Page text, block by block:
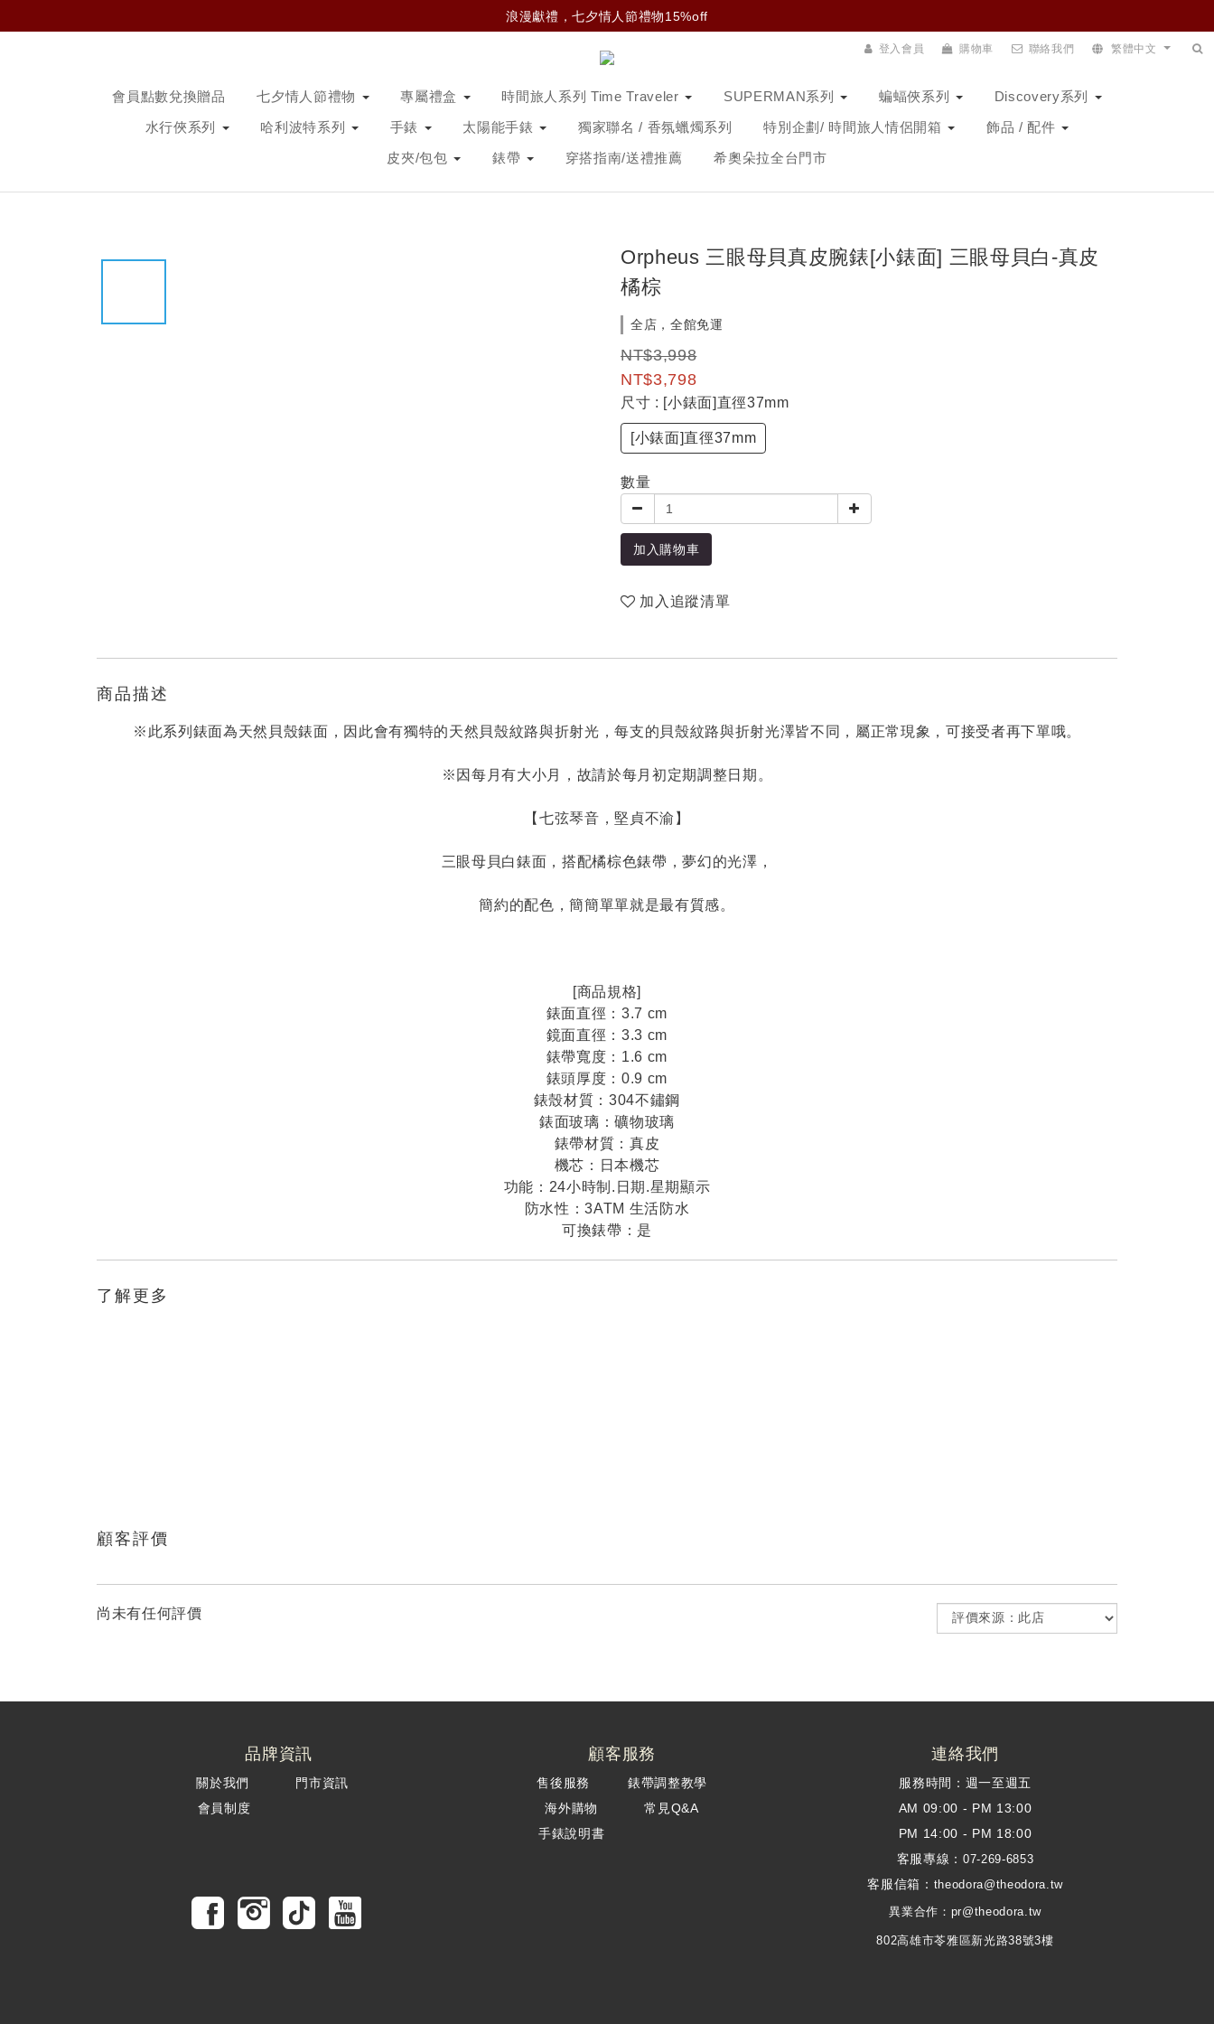
登入會員 購物車 聯絡我們 繁體中文
會員點數兌換贈品 七夕情人節禮物 專屬禮盒 時間旅人系列 Time Traveler SUPERMAN系列 蝙蝠俠系列
Discovery系列
水行俠系列
哈利波特系列 手錶 太陽能手錶 獨家聯名 / 香氛蠟燭系列 特別企劃/ 時間旅人情侶開箱
飾品 / 配件
皮夾/包包
錶帶 穿搭指南/送禮推薦 希奧朵拉全台門市
Orpheus 三眼母貝真皮腕錶[小錶面] 三眼母貝白-真皮
橘棕
全店，全館免運
NT$3,998
NT$3,798
尺寸 : [小錶面]直徑37mm
[小錶面]直徑37mm
數量
加入購物車
加入追蹤清單
商品描述
※此系列錶面為天然貝殼錶面，因此會有獨特的天然貝殼紋路與折射光，每支的貝殼紋路與折射光澤皆不同，屬正常現象，可接受者再下單哦。
※因每月有大小月，故請於每月初定期調整日期。
【七弦琴音，堅貞不渝】
三眼母貝白錶面，搭配橘棕色錶帶，夢幻的光澤，
簡約的配色，簡簡單單就是最有質感。
[商品規格]
錶面直徑：3.7 cm
鏡面直徑：3.3 cm
錶帶寬度：1.6 cm
錶頭厚度：0.9 cm
錶殼材質：304不鏽鋼
錶面玻璃：礦物玻璃
錶帶材質：真皮
機芯：日本機芯
功能：24小時制.日期.星期顯示
防水性：3ATM 生活防水
可換錶帶：是
了解更多
顧客評價
尚未有任何評價
品牌資訊
關於我們
門市資訊
會員制度
顧客服務
售後服務 錶帶調整教學
海外購物常見Q&A
手錶說明書
連絡我們
服務時間：週一至週五
AM 09:00 - PM 13:00
PM 14:00 - PM 18:00
客服專線：07-269-6853
客服信箱： theodora@theodora.tw
異業合作：pr@theodora.tw
802高雄市苓雅區新光路38號3樓
浪漫獻禮，七夕情人節禮物15%off